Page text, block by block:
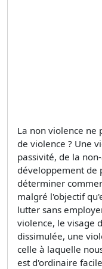
La non violence ne
de violence ? Une
passivité, de la
développement de
déterminer
malgré l'objectif
lutter sans
violence, le visage
dissimulée, une
celle à laquelle
est d'ordinaire